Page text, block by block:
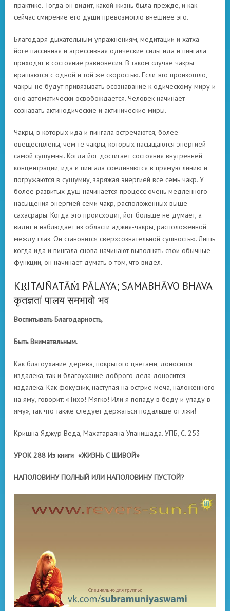
практике. Тогда он видит, какой жизнь была прежде, и как
сейчас смирение его души превозмогло внешнее эго.
Благодаря дыхательным упражнениям, медитации и хатха-
йоге пассивная и агрессивная одические силы ида и пингала
приходят в состояние равновесия. В таком случае чакры
вращаются с одной и той же скоростью. Если это произошло,
чакры не будут привязывать осознавание к одическому миру и
оно автоматически освобождается. Человек начинает
сознавать актинодические и актинические миры.
Чакры, в которых ида и пингала встречаются, более
овеществлены, чем те чакры, которых насыщаются энергией
самой сушумны. Когда йог достигает состояния внутренней
концентрации, ида и пингала соединяются в прямую линию и
погружаются в сушумну, заряжая энергией все семь чакр. У
более развитых душ начинается процесс очень медленного
насыщения энергией семи чакр, расположенных выше
сахасрары. Когда это происходит, йог больше не думает, а
видит и наблюдает из области аджня-чакры, расположенной
между глаз. Он становится сверхсознательной сущностью. Лишь
когда ида и пингала снова начинают выполнять свои обычные
функции, он начинает думать о том, что видел.
KṚITAJÑATĀṀ PĀLAYA; SAMABHĀVO BHAVA
कृतज्ञतां पालय समभावो भव
Воспитывать Благодарность,
Быть Внимательным.
Как благоухание дерева, покрытого цветами, доносится
издалека, так и благоухание доброго дела доносится
издалека. Как фокусник, наступая на острие меча, наложенного
на яму, говорит: «Тихо! Мягко! Или я попаду в беду и упаду в
яму», так что также следует держаться подальше от лжи!
Кришна Яджур Веда, Махатараяна Упанишада. УПБ, С. 253
УРОК 288 Из книги «ЖИЗНЬ С ШИВОЙ»
НАПОЛОВИНУ ПОЛНЫЙ ИЛИ НАПОЛОВИНУ ПУСТОЙ?